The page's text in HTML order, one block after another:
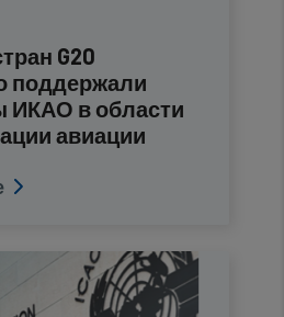
G20
поддержали
ИКАО в области
авиации